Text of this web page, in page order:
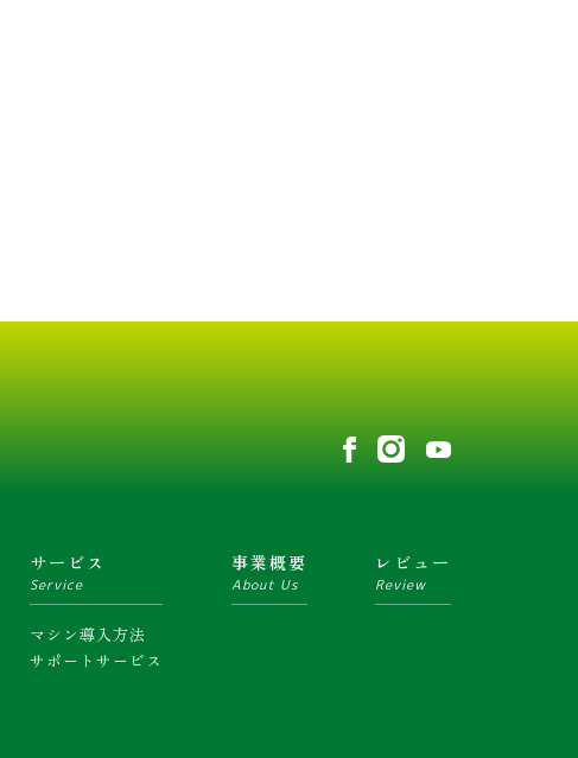
サービス
Service
マシン導入方法
サポートサービス
事業概要
About Us
レビュー
Review